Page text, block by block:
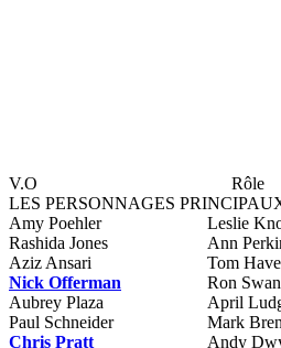
V.O Rôle
LES PERSONNAGES
Amy Poehler
Leslie
Rashida Jones
Ann
Aziz Ansari
Tom
Nick Offerman
Ron
Aubrey Plaza
April
Paul Schneider
Mark
Chris Pratt
Andy